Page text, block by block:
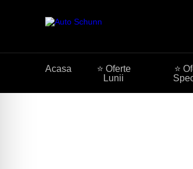
Acasa
⭐ Oferte
Lunii
⭐